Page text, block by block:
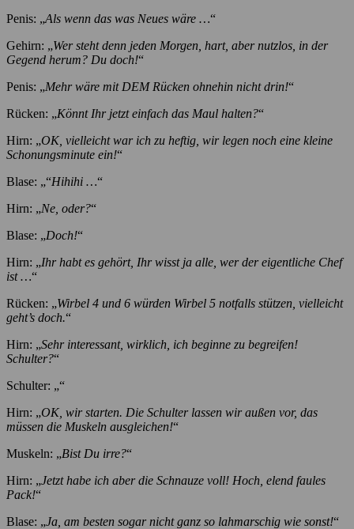
Penis: „Als wenn das was Neues wäre …“
Gehirn: „Wer steht denn jeden Morgen, hart, aber nutzlos, in der
Gegend herum? Du doch!“
Penis: „Mehr wäre mit DEM Rücken ohnehin nicht drin!“
Rücken: „Könnt Ihr jetzt einfach das Maul halten?“
Hirn: „OK, vielleicht war ich zu heftig, wir legen noch eine kleine
Schonungsminute ein!“
Blase: „“Hihihi …“
Hirn: „Ne, oder?“
Blase: „Doch!“
Hirn: „Ihr habt es gehört, Ihr wisst ja alle, wer der eigentliche Chef
ist …“
Rücken: „Wirbel 4 und 6 würden Wirbel 5 notfalls stützen, vielleicht
geht’s doch.“
Hirn: „Sehr interessant, wirklich, ich beginne zu begreifen!
Schulter?“
Schulter: „“
Hirn: „OK, wir starten. Die Schulter lassen wir außen vor, das
müssen die Muskeln ausgleichen!“
Muskeln: „Bist Du irre?“
Hirn: „Jetzt habe ich aber die Schnauze voll! Hoch, elend faules
Pack!“
Blase: „Ja, am besten sogar nicht ganz so lahmarschig wie sonst!“